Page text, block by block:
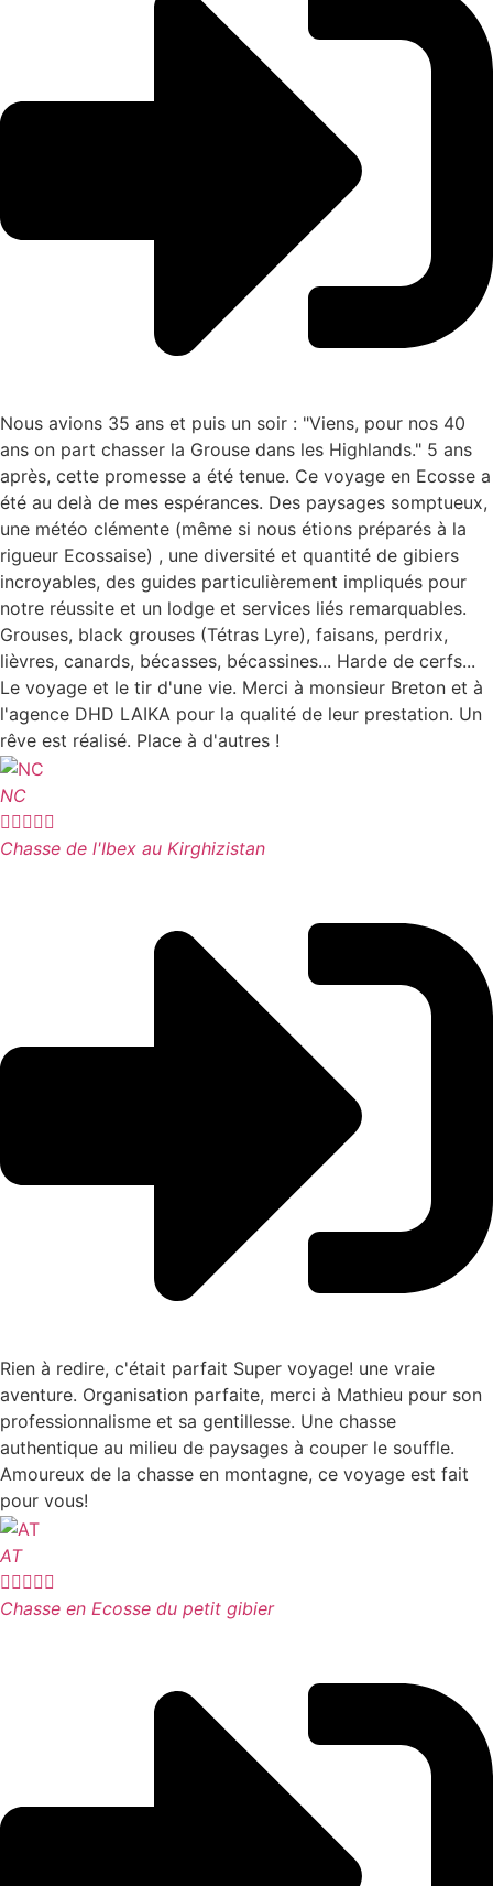
Nous avions 35 ans et puis un soir : "Viens, pour nos 40
ans on part chasser la Grouse dans les Highlands." 5 ans
après, cette promesse a été tenue. Ce voyage en Ecosse a
été au delà de mes espérances. Des paysages somptueux,
une météo clémente (même si nous étions préparés à la
rigueur Ecossaise) , une diversité et quantité de gibiers
incroyables, des guides particulièrement impliqués pour
notre réussite et un lodge et services liés remarquables.
Grouses, black grouses (Tétras Lyre), faisans, perdrix,
lièvres, canards, bécasses, bécassines... Harde de cerfs...
Le voyage et le tir d'une vie. Merci à monsieur Breton et à
l'agence DHD LAIKA pour la qualité de leur prestation. Un
rêve est réalisé. Place à d'autres !
NC

Chasse de l'Ibex au Kirghizistan
Rien à redire, c'était parfait Super voyage! une vraie
aventure. Organisation parfaite, merci à Mathieu pour son
professionnalisme et sa gentillesse. Une chasse
authentique au milieu de paysages à couper le souffle.
Amoureux de la chasse en montagne, ce voyage est fait
pour vous!
AT

Chasse en Ecosse du petit gibier